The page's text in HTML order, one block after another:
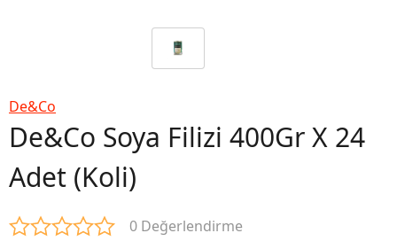
De&Co
De&Co Soya Filizi 400Gr X 24
Adet (Koli)
0 Değerlendirme